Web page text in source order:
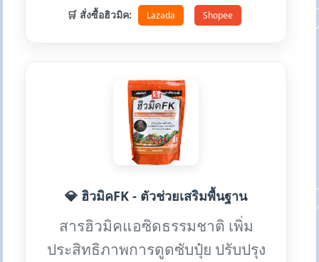
🛒 สั่งซื้อฮิวมิค: Lazada Shopee
💎 ฮิวมิคFK - ตัวช่วยเสริมพื้นฐาน
สารฮิวมิคแอซิดธรรมชาติ เพิ่ม
ประสิทธิภาพการดูดซับปุ๋ย ปรับปรุง